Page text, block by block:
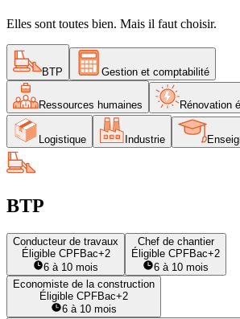
Elles sont toutes bien. Mais il faut choisir.
BTP Gestion et comptabilité
Ressources humaines Rénovation
Logistique Industrie
BTP
Conducteur de travaux
Éligible CPFBac+2
6 à 10 mois
Chef de chantier
Éligible CPFBac+2
6 à 10 mois
Economiste de la construction
Éligible CPFBac+2
6 à 10 mois